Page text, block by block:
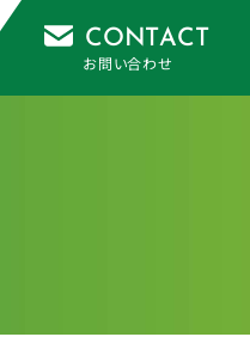
CONTACT
お問い合わせ